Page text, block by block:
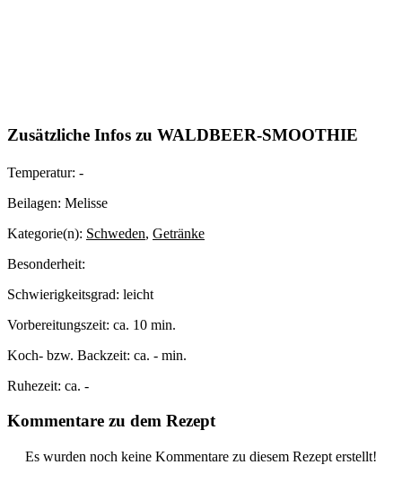
Zusätzliche Infos zu WALDBEER-SMOOTHIE
Temperatur: -
Beilagen: Melisse
Kategorie(n): Schweden, Getränke
Besonderheit:
Schwierigkeitsgrad: leicht
Vorbereitungszeit: ca. 10 min.
Koch- bzw. Backzeit: ca. - min.
Ruhezeit: ca. -
Kommentare zu dem Rezept
Es wurden noch keine Kommentare zu diesem Rezept erstellt!